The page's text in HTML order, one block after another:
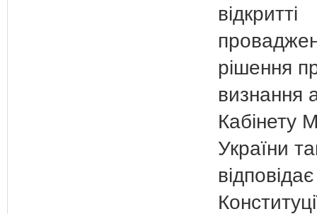
відкритті
рішення
визнання
Кабінету
України
відповідає